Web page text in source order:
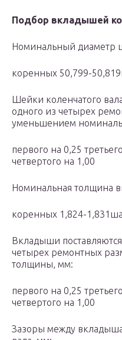
Подбор вкладышей
Номинальный диаметр
коренных 50,799-
Шейки коленчатого
одного из четырех
уменьшением
первого на 0,25
четвертого на 1,00
Номинальная толщина
коренных 1,824-
Вкладыши
четырех ремонтных
толщины, мм:
первого на 0,25
четвертого на 1,00
Зазоры между